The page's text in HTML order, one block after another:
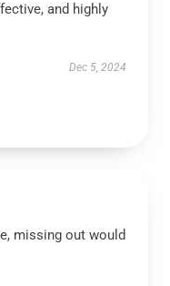
and highly
Dec 5, 2024
missing out would